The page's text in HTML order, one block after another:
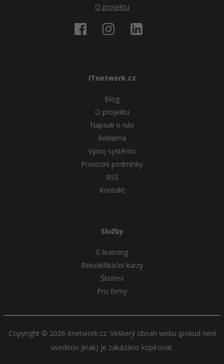
O projektu
ITnetwork.cz
Blog
O projektu
Napsali o nás
Reklama
Vývoj systému
Provozní podmínky
RSS
Kontakt
Služby
E-learning
Rekvalifikační kurzy
Školení
Pro firmy
Copyright © 2026 itnetwork.cz. Veškerý obsah webu (pokud není
uvedeno jinak) je zakázáno kopírovat.